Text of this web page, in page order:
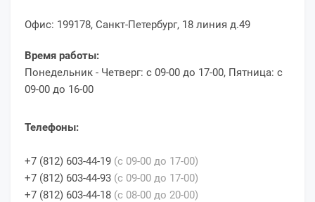
Офис: 199178, Санкт-Петербург, 18 линия д.49
Время работы:
Понедельник - Четверг: с 09-00 до 17-00, Пятница: с
09-00 до 16-00
Телефоны:
+7 (812) 603-44-19 (c 09-00 до 17-00)
+7 (812) 603-44-93 (c 09-00 до 17-00)
+7 (812) 603-44-18 (с 08-00 до 20-00)